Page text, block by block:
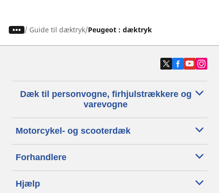
/ Guide til dæktryk Peugeot : dæktryk
Dæk til personvogne, firhjulstrækkere og
varevogne
Motorcykel- og scooterdæk
Forhandlere
Hjælp